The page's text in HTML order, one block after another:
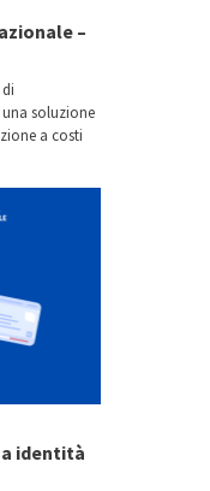
–
soluzione
a costi
identità